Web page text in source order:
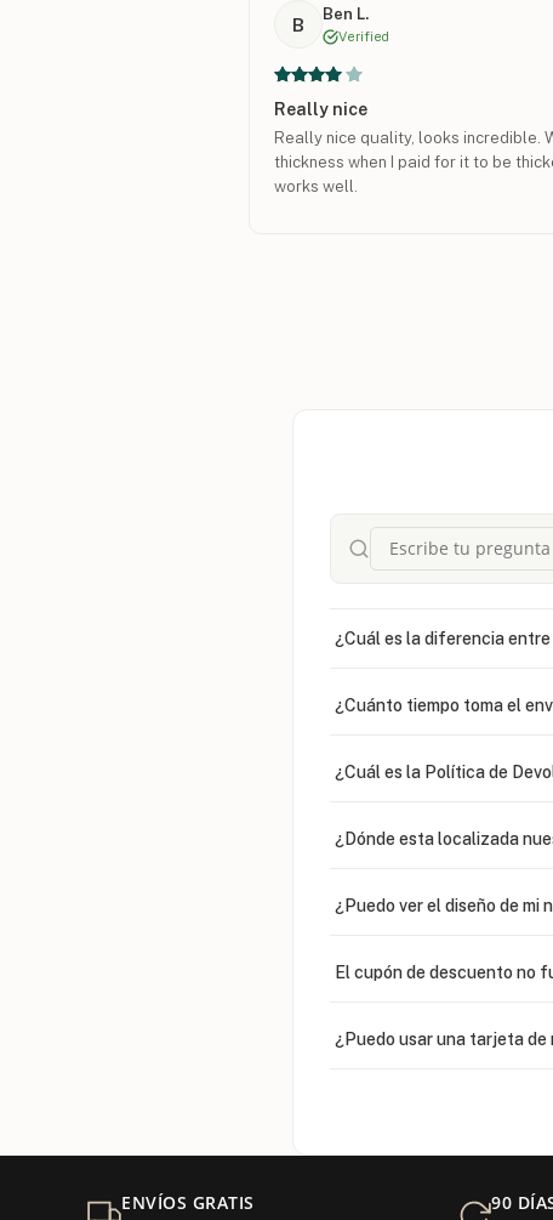
B
Ben L.
Verified
Really nice
Really nice quality, looks incredible.
thickness when I paid for it to be
works well.
¿Cuál es la diferencia
¿Cuánto tiempo toma el
¿Cuál es la Política de
¿Dónde esta localizada
¿Puedo ver el diseño de mi
El cupón de descuento no
¿Puedo usar una tarjeta
ENVÍOS GRATIS 90